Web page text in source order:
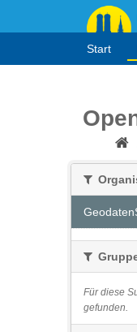
Start
Für diese
gefunden.